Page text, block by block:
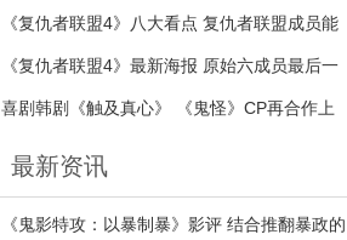
是哭泣的女人
《复仇者联盟4》八大看点 复仇者联盟成员能
否战胜宇宙最强反派
《复仇者联盟4》最新海报 原始六成员最后一
次合照
喜剧韩剧《触及真心》 《鬼怪》CP再合作上
最新资讯
《鬼影特攻：以暴制暴》影评 结合推翻暴政的